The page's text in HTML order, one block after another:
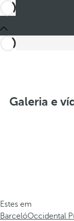
Galeria e
Estes em
BarcelóOccidental